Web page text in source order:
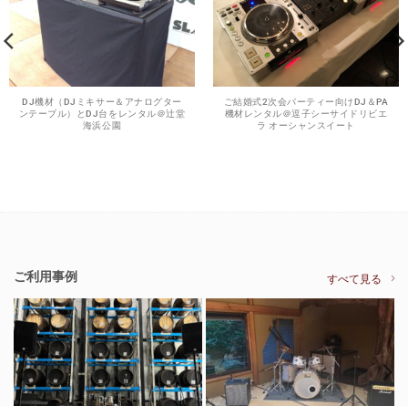
DJ機材（DJミキサー＆アナログター
ンテーブル）とDJ台をレンタル＠辻堂
海浜公園
ご結婚式2次会パーティー向けDJ＆PA
機材レンタル＠逗子シーサイドリビエ
ラ オーシャンスイート
ご利用事例 すべて見る